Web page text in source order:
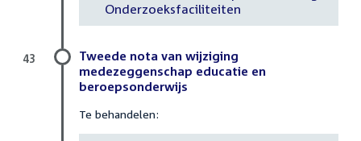
Onderzoeksfaciliteiten
Tweede nota van wijziging
medezeggenschap educatie en
beroepsonderwijs
Te behandelen:
43